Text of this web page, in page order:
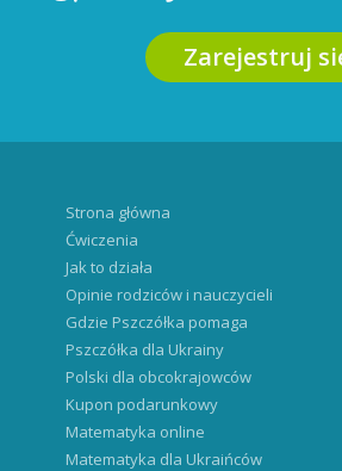
Zarejestruj
Strona główna
Ćwiczenia
Jak to działa
Opinie rodziców i nauczycieli
Gdzie Pszczółka pomaga
Pszczółka dla Ukrainy
Polski dla obcokrajowców
Kupon podarunkowy
Matematyka online
Matematyka dla Ukraińców